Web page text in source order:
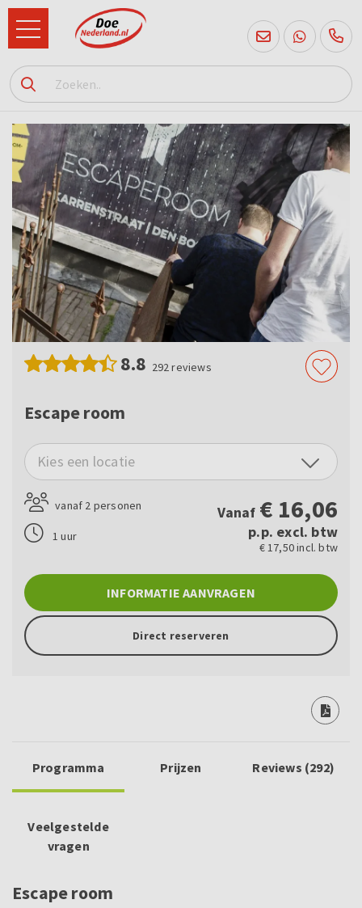
085
760
2556
8.8 292reviews
Escape room
Kies een locatie
vanaf 2 personen
1 uur
Vanaf € 16,06
p.p. excl. btw
€ 17,50 incl. btw
INFORMATIE AANVRAGEN
Direct reserveren
Programma Prijzen Reviews (292)
Veelgestelde
vragen
Escape room